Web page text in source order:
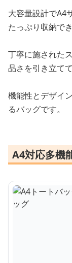
大容量設計でA4
たっぷり収納でき
丁寧に施された
品さを引き立てて
機能性とデザイ
るバッグです。
A4対応多機